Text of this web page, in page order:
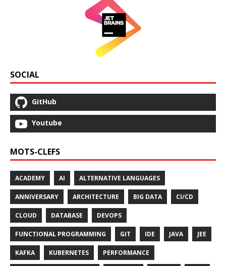
SOCIAL
GitHub
Youtube
MOTS-CLEFS
ACADEMY AI ALTERNATIVE LANGUAGES
ANNIVERSARY ARCHITECTURE BIG DATA CI/CD
CLOUD DATABASE DEVOPS
FUNCTIONAL PROGRAMMING GIT IDE JAVA JEE
KAFKA KUBERNETES PERFORMANCE